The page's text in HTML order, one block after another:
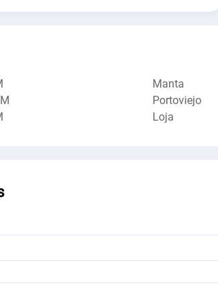
Manta
Portoviejo
Loja